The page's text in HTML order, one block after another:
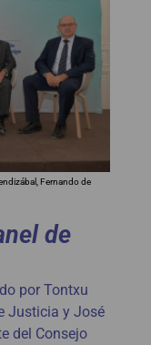
Fernando de
de
por Tontxu
Justicia y José
del Consejo